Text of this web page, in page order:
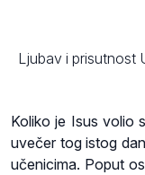
Ljubav i prisutnost
Koliko je Isus volio
uvečer tog istog
učenicima. Poput